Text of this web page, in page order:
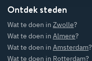
Ontdek steden
Wat te doen in Zwolle?
Wat te doen in Almere?
Wat te doen in Amsterdam?
Wat te doen in Rotterdam?